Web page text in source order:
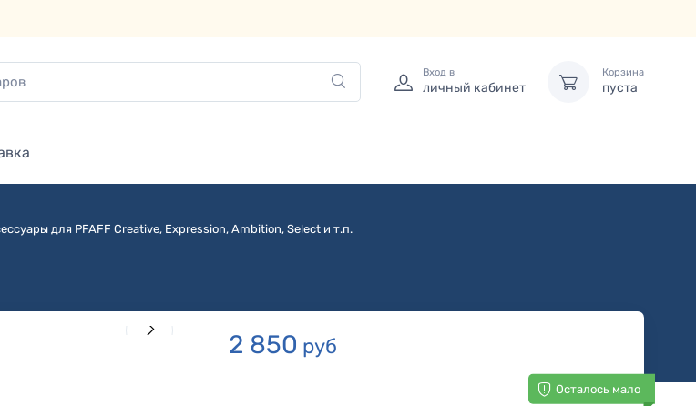
Вход в
личный кабинет
Корзина
пуста
для PFAFF Creative, Expression, Ambition, Select и т.п.
2 850 руб
Осталось мало